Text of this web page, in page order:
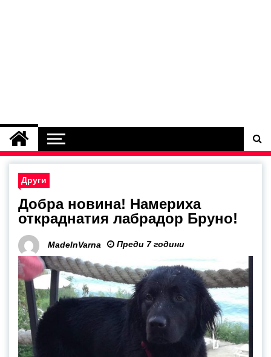
Други
Добра новина! Намериха
откраднатия лабрадор Бруно!
MadeInVarna Преди 7 години